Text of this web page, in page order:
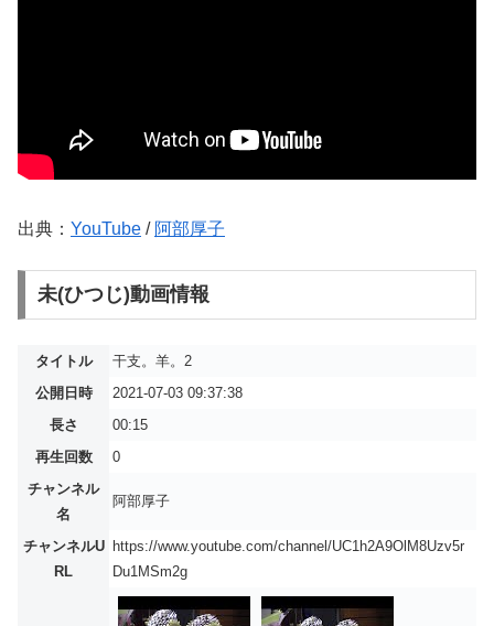
出典： YouTube / 阿部厚子
未(ひつじ)動画情報
タイトル
干支。羊。2
公開日時
2021-07-03 09:37:38
長さ
00:15
再生回数
0
チャンネル
名
阿部厚子
チャンネルU
RL
https://www.youtube.com/channel/UC1h2A9OlM8Uzv5r
Du1MSm2g